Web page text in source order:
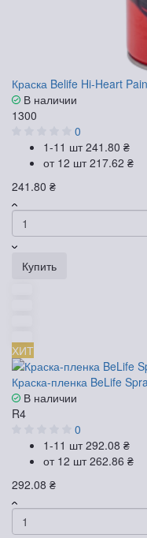
Краска Belife Hi-Heart
В наличии
1300
0
1-11 шт241.80 ₴
от 12 шт217.62 ₴
241.80 ₴
Купить
ХИТ
Краска-пленка BeLife
В наличии
R4
0
1-11 шт292.08 ₴
от 12 шт262.86 ₴
292.08 ₴